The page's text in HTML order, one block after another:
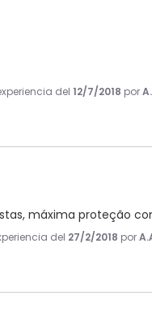
del 12/7/2018 por
máxima proteção
del 27/2/2018 por